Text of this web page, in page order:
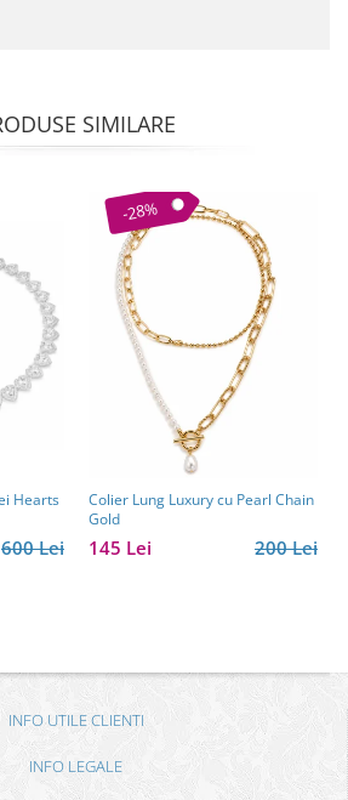
SIMILARE
Hearts
600 Lei
-28%
Colier Lung Luxury cu Pearl Chain
Gold
200 Lei
145 Lei
INFO UTILE CLIENTI
INFO LEGALE